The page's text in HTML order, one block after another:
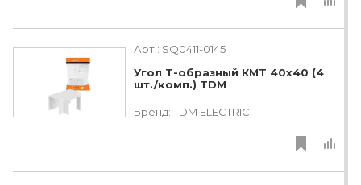
Арт.: SQ0411-0145
Угол Т-образный КМТ 40х40 (4
шт./комп.) TDM
Бренд: TDM ЕLECTRIC